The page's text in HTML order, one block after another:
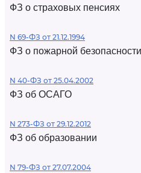
ФЗ о страховых пенсиях
N 69-ФЗ от 21.12.1994
ФЗ о пожарной безопасности
N 40-ФЗ от 25.04.2002
ФЗ об ОСАГО
N 273-ФЗ от 29.12.2012
ФЗ об образовании
N 79-ФЗ от 27.07.2004